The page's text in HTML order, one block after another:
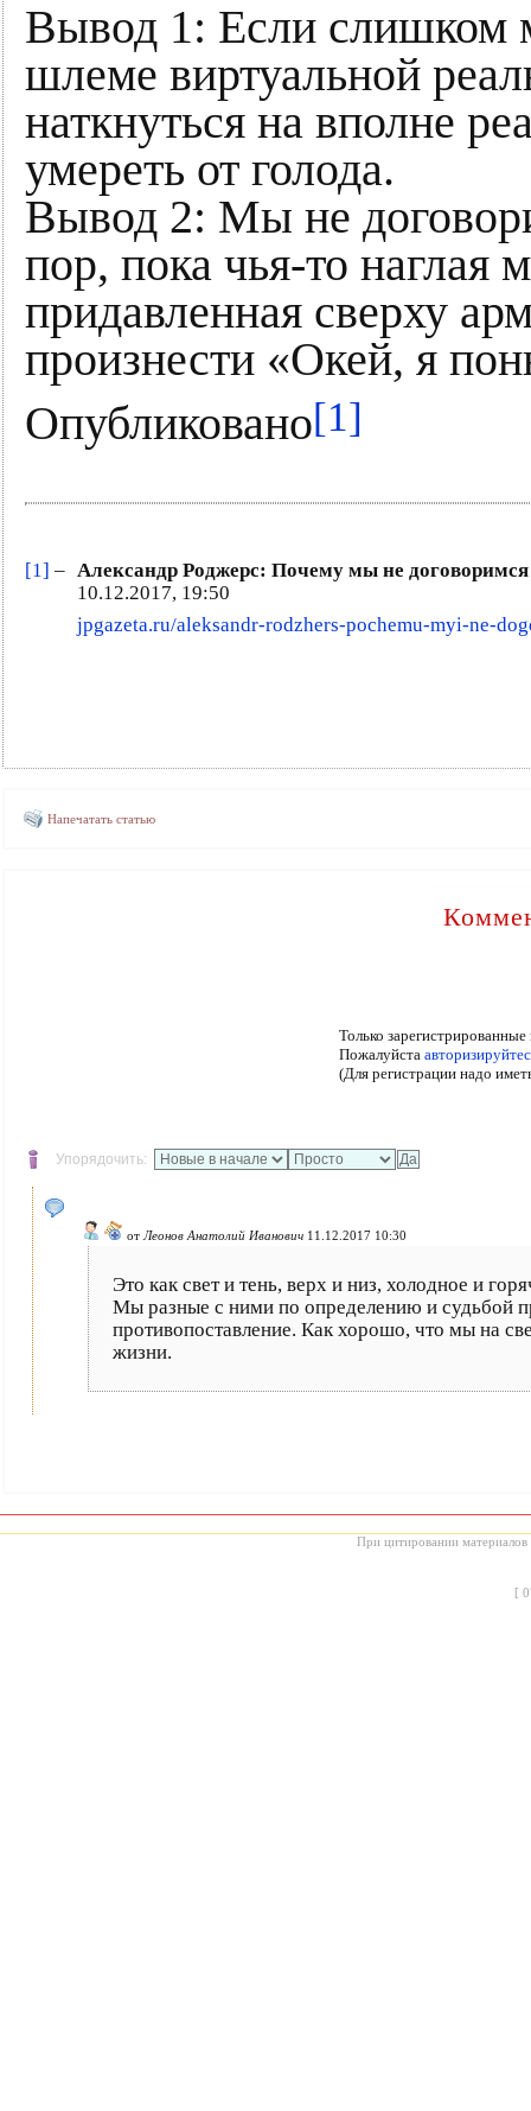
Вывод 1: Если слишком
шлеме виртуальной
наткнуться на вполне
умереть от голода.
Вывод 2: Мы не
пор, пока чья-то наглая
придавленная сверху
произнести «Окей, я
Опубликовано[1]
[1] – Александр Роджерс: Почему мы не
10.12.2017, 19:50
jpgazeta.ru/aleksandr-rodzhers-pochemu-myi-ne-
Напечатать статью
Только
Пожалуйста
(Для регистрации надо
Упорядочить:
от Леонов Анатолий Иванович 11.12.2017 10:30
Это как свет и тень, верх и низ, холодное и
Мы разные с ними по определению и судьбой
противопоставление. Как хорошо, что мы на
жизни.
При цитировании материалов
[